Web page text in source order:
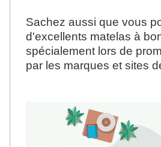
Sachez aussi que vous
d'excellents matelas à
spécialement lors de
par les marques et sites